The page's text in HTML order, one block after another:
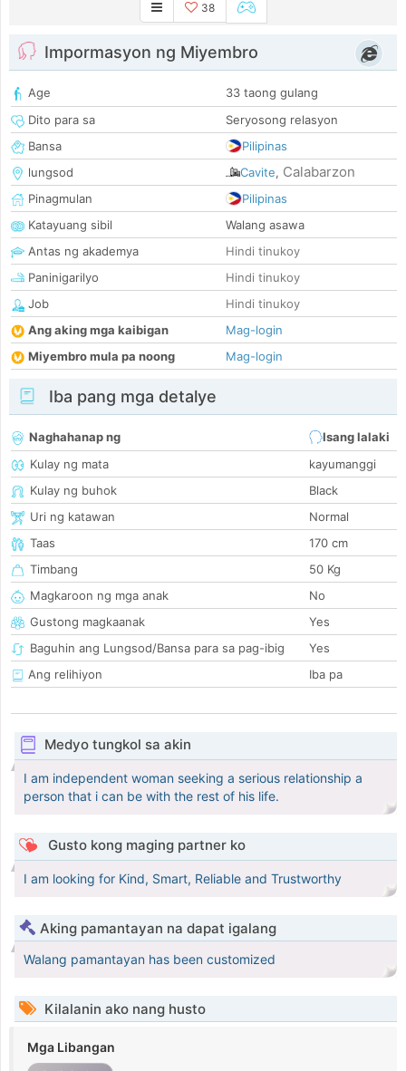
38
Impormasyon ng Miyembro
Age
33 taong gulang
Dito para sa
Seryosong relasyon
Bansa
Pilipinas
lungsod
Cavite, Calabarzon
Pinagmulan
Pilipinas
Katayuang sibil
Walang asawa
Antas ng akademya
Hindi tinukoy
Paninigarilyo
Hindi tinukoy
Job
Hindi tinukoy
Ang aking mga kaibigan
Mag-login
Miyembro mula pa noong
Mag-login
Iba pang mga detalye
Naghahanap ng
Isang lalaki
Kulay ng mata
kayumanggi
Kulay ng buhok
Black
Uri ng katawan
Normal
Taas
170 cm
Timbang
50 Kg
Magkaroon ng mga anak
No
Gustong magkaanak
Yes
Baguhin ang Lungsod/Bansa para sa pag-ibig
Yes
Ang relihiyon
Iba pa
Medyo tungkol sa akin
I am independent woman seeking a serious relationship a
person that i can be with the rest of his life.
Gusto kong maging partner ko
I am looking for Kind, Smart, Reliable and Trustworthy
Aking pamantayan na dapat igalang
Walang pamantayan has been customized
Kilalanin ako nang husto
Mga Libangan